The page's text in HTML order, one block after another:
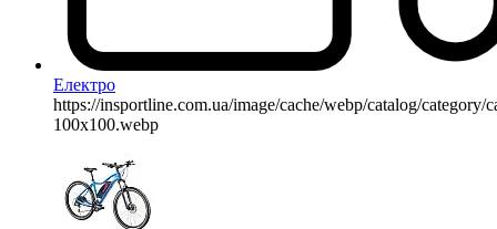
Електро
https://insportline.com.ua/image/cache/webp/catalog/category/
100x100.webp